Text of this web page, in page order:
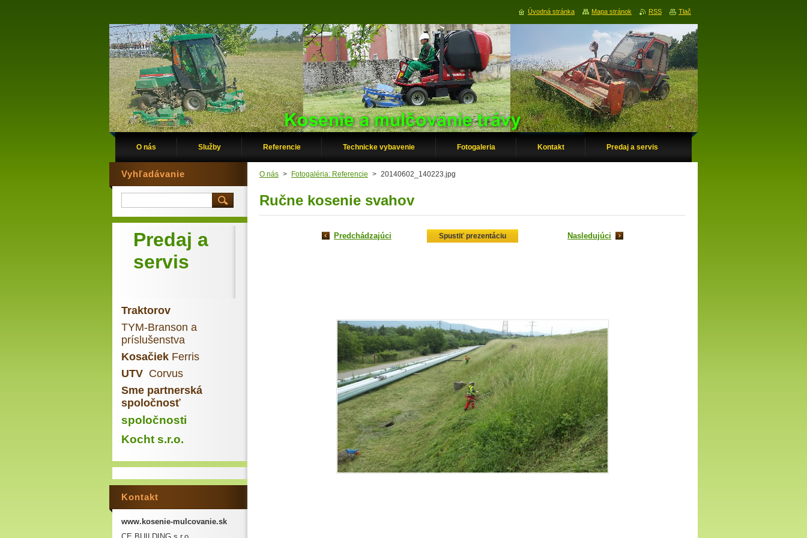
O nás Služby Referencie Technicke vybavenie Fotogaleria Kontakt Predaj a servis
O nás > Fotogaléria: Referencie > 20140602_140223.jpg
Ručne kosenie svahov
Predchádzajúci Spustiť prezentáciu Nasledujúci
Vyhľadávanie
Predaj a
servis
Traktorov
TYM-Branson a
príslušenstva
Kosačiek Ferris
UTV Corvus
Sme partnerská
spoločnosť
spoločnosti
Kocht s.r.o.
Kontakt
www.kosenie-mulcovanie.sk
Úvodná stránka Mapa stránok RSS Tlač